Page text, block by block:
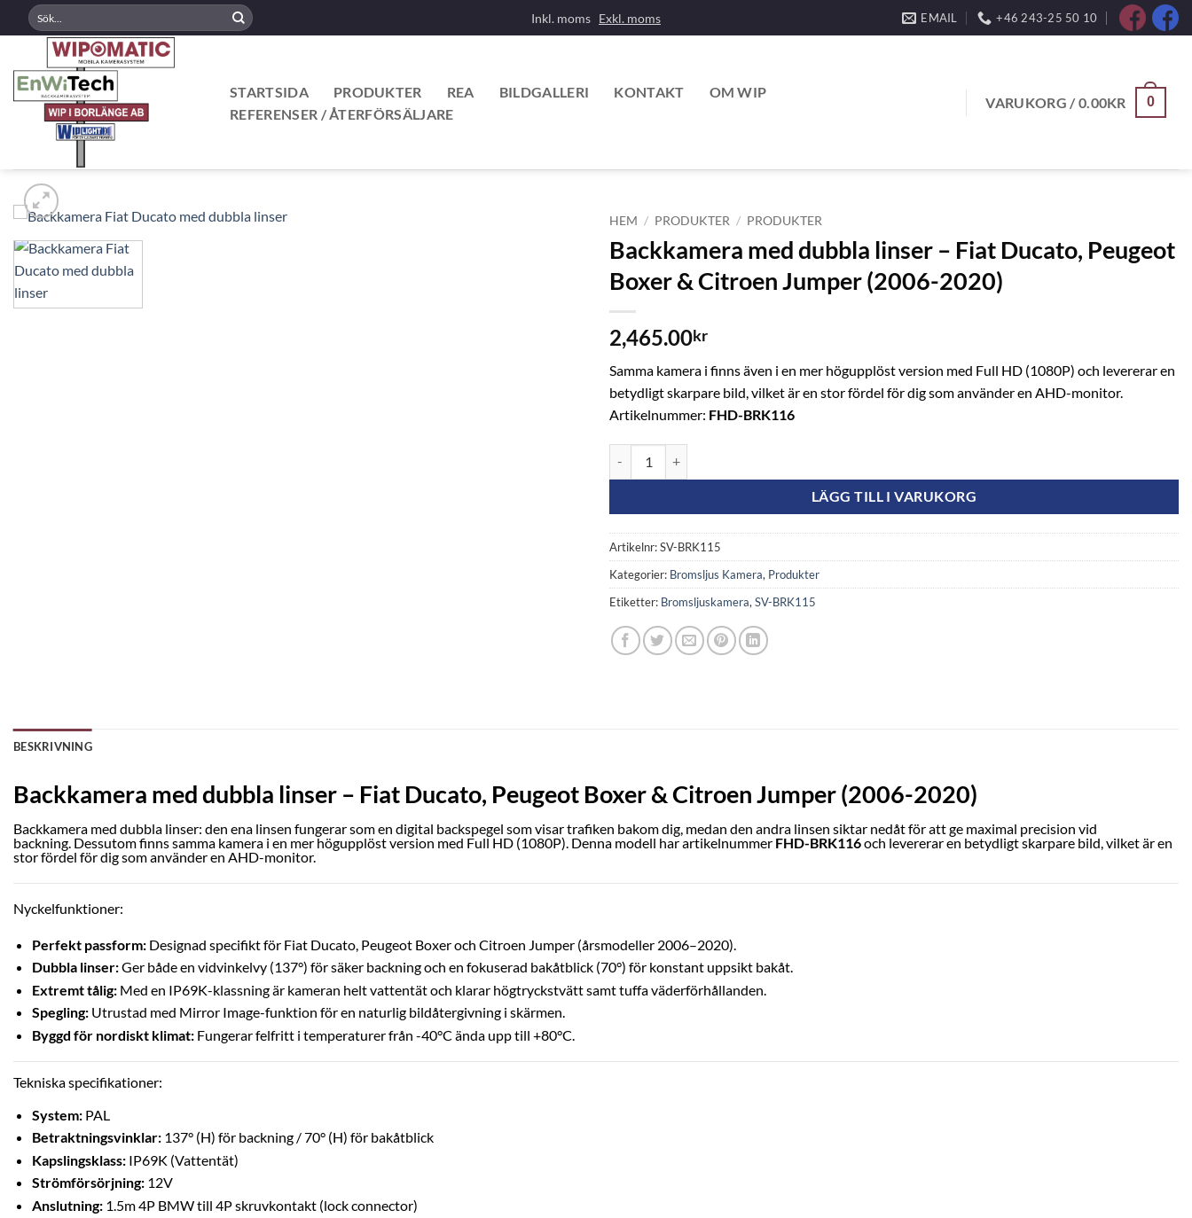
to
Sök
efter:
Inkl. moms Exkl. moms EMAIL +46 243-25 50 10
STARTSIDA PRODUKTER REA BILDGALLERI KONTAKT
OM WIP
REFERENSER / ÅTERFÖRSÄLJARE
VARUKORG /0.00KR 0
HEM / PRODUKTER / PRODUKTER
Backkamera med dubbla linser – Fiat Ducato, Peugeot
Boxer & Citroen Jumper (2006-2020)
2,465.00kr
Samma kamera i finns även i en mer högupplöst version med Full HD (1080P) och levererar en
betydligt skarpare bild, vilket är en stor fördel för dig som använder en AHD-monitor.
Artikelnummer: FHD-BRK116
LÄGG TILL I VARUKORG
Artikelnr:SV-BRK115
Kategorier: Bromsljus Kamera, Produkter
Etiketter: Bromsljuskamera, SV-BRK115
BESKRIVNING
Backkamera med dubbla linser – Fiat Ducato, Peugeot Boxer & Citroen Jumper (2006-2020)
Backkamera med dubbla linser: den ena linsen fungerar som en digital backspegel som visar trafiken bakom dig, medan den andra linsen siktar nedåt för att ge maximal precision vid
backning. Dessutom finns samma kamera i en mer högupplöst version med Full HD (1080P). Denna modell har artikelnummer FHD-BRK116och levererar en betydligt skarpare bild, vilket är en
stor fördel för dig som använder en AHD-monitor.
Nyckelfunktioner:
Perfekt passform:Designad specifikt för Fiat Ducato, Peugeot Boxer och Citroen Jumper (årsmodeller 2006–2020).
Dubbla linser:Ger både en vidvinkelvy (137°) för säker backning och en fokuserad bakåtblick (70°) för konstant uppsikt bakåt.
Extremt tålig:Med en IP69K-klassning är kameran helt vattentät och klarar högtryckstvätt samt tuffa väderförhållanden.
Spegling:Utrustad med Mirror Image-funktion för en naturlig bildåtergivning i skärmen.
Byggd för nordiskt klimat:Fungerar felfritt i temperaturer från -40°C ända upp till +80°C.
Tekniska specifikationer:
System:PAL
Betraktningsvinklar:137° (H) för backning / 70° (H) för bakåtblick
Kapslingsklass:IP69K (Vattentät)
Strömförsörjning:12V
Anslutning:1.5m 4P BMW till 4P skruvkontakt (lock connector)